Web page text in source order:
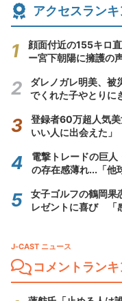
アクセスラン
顔面付近の155キロ
ー宮下朝陽に擁護の
ダレノガレ明美、被
でくれた子やとりに
登録者60万超人気
いい人に出会えた」
電撃トレードの巨人
の存在感薄れ...「他
女子ゴルフの鶴岡果
レゼントに喜び 「
J-CAST ニュース
コメントラン